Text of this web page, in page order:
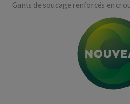
Gants de soudage renforcés en